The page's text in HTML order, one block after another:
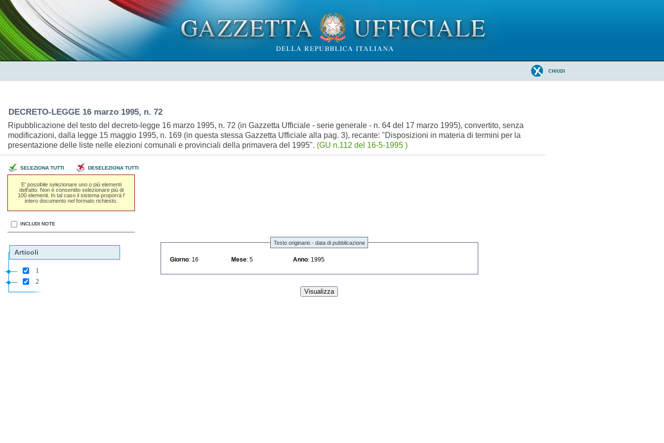
CHIUDI
DECRETO-LEGGE 16 marzo 1995, n. 72
Ripubblicazione del testo del decreto-legge 16 marzo 1995, n. 72 (in Gazzetta Ufficiale - serie generale - n. 64 del 17 marzo 1995), convertito, senza
modificazioni, dalla legge 15 maggio 1995, n. 169 (in questa stessa Gazzetta Ufficiale alla pag. 3), recante: "Disposizioni in materia di termini per la
presentazione delle liste nelle elezioni comunali e provinciali della primavera del 1995". (GU n.112 del 16-5-1995 )
SELEZIONA TUTTI DESELEZIONA TUTTI
E' possibile selezionare uno o piú elementi
dell'atto. Non é consentito selezionare piú di
100 elementi. In tal caso il sistema proporrá l'
intero documento nel formato richiesto.
INCLUDI NOTE
Articoli
1
2
Testo originario - data di pubblicazione
Giorno : 16 Mese : 5 Anno : 1995